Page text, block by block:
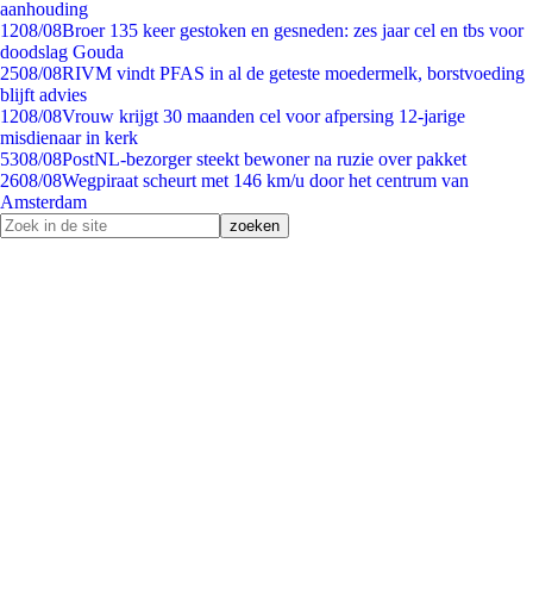
aanhouding
1208/08Broer 135 keer gestoken en gesneden: zes jaar cel en tbs voor
doodslag Gouda
2508/08RIVM vindt PFAS in al de geteste moedermelk, borstvoeding
blijft advies
1208/08Vrouw krijgt 30 maanden cel voor afpersing 12-jarige
misdienaar in kerk
5308/08PostNL-bezorger steekt bewoner na ruzie over pakket
2608/08Wegpiraat scheurt met 146 km/u door het centrum van
Amsterdam